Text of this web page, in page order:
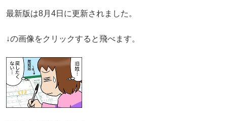
最新版は8月4日に更新されました。
↓の画像をクリックすると飛べます。